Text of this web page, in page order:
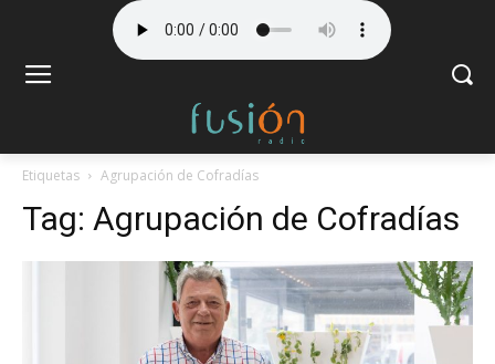
Etiquetas Agrupación de Cofradías
Tag: Agrupación de Cofradías